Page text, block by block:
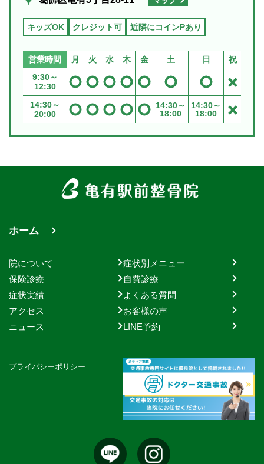
て施術を受けて頂くため 施術同意書
に署名を頂いております。 スタッフ
得いただいたう...
キッズOK クレジット可 近隣にコインPあり
営業時間 月 火 水 木 金 土 日
祝
9:30～
12:30
14:30～
20:00
14:30～
18:00
14:30～
18:00
ホーム
院について
症状別メニュー
保険診療
自費診療
症状実績
よくある質問
アクセス
お客様の声
ニュース
LINE予約
プライバシーポリシー